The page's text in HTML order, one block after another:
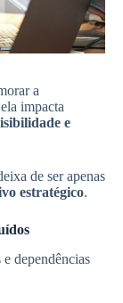
a
impacta
e
de ser apenas
estratégico.
dependências